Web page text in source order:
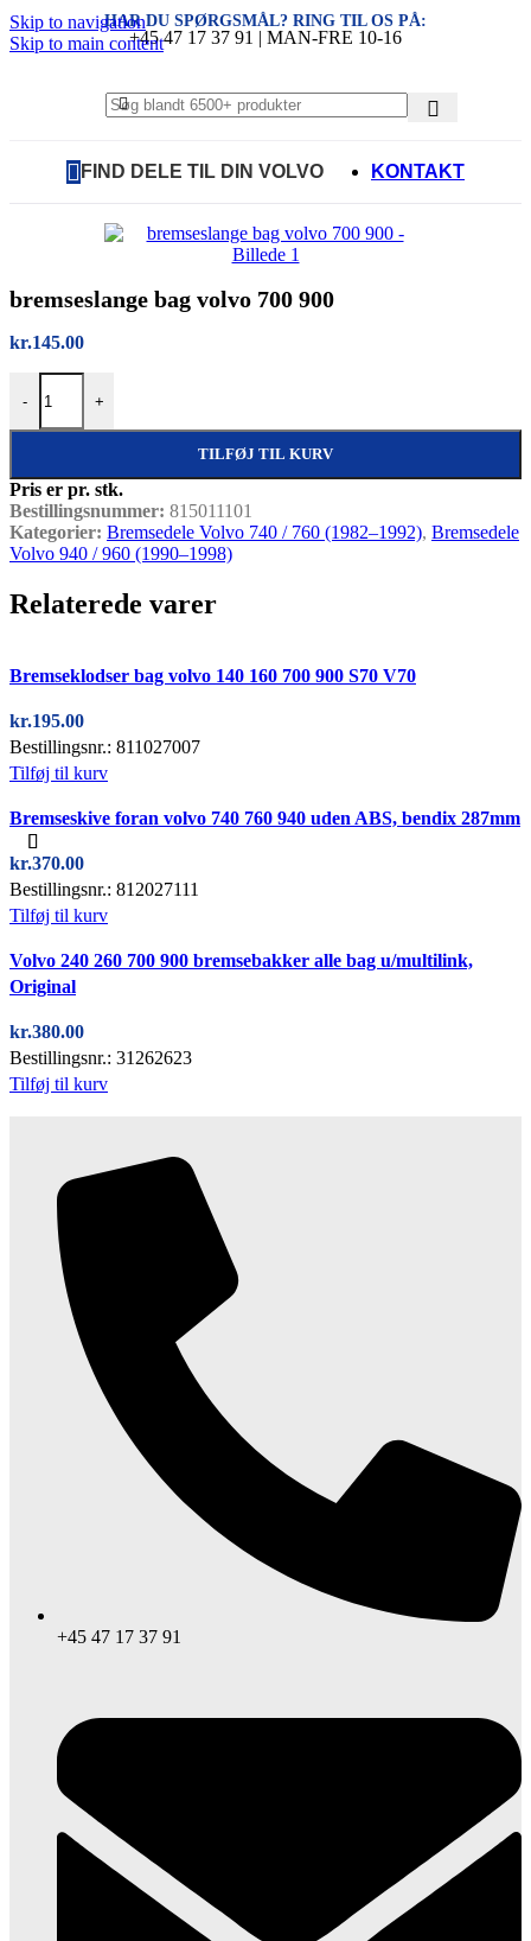
Skip to navigation
Skip to main content
HAR DU SPØRGSMÅL? RING TIL OS PÅ:
+45 47 17 37 91 | MAN-FRE 10-16
FIND DELE TIL DIN VOLVO KONTAKT
bremseslange bag volvo 700 900
kr.145.00
-
bremseslange bag volvo 700 900 antal
+
TILFØJ TIL KURV
Pris er pr. stk.
Bestillingsnummer: 815011101
Kategorier: Bremsedele Volvo 740 / 760 (1982–1992), Bremsedele
Volvo 940 / 960 (1990–1998)
Relaterede varer
Bremseklodser bag volvo 140 160 700 900 S70 V70
kr.195.00
Bestillingsnr.: 811027007
Tilføj til kurv
Bremseskive foran volvo 740 760 940 uden ABS, bendix 287mm
kr.370.00
Bestillingsnr.: 812027111
Tilføj til kurv
Volvo 240 260 700 900 bremsebakker alle bag u/multilink,
Original
kr.380.00
Bestillingsnr.: 31262623
Tilføj til kurv
+45 47 17 37 91